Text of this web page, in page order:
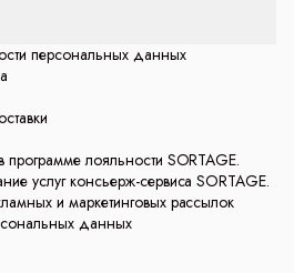
персональных данных
программе лояльности SORTAGE.
услуг консьерж-сервиса SORTAGE.
и маркетинговых рассылок
данных